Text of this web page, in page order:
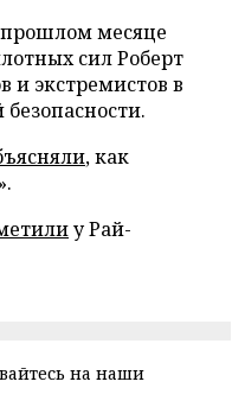
прошлом месяце
сил Роберт
и экстремистов в
, как
у Рай-
на наши